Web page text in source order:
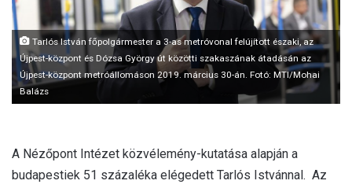
l
Tarlós István főpolgármester a 3-as metróvonal felújított északi, az
Újpest-központ és Dózsa György út közötti szakaszának átadásán az
Újpest-központ metróállomáson 2019. március 30-án. Fotó: MTI/Mohai
Balázs
A Nézőpont Intézet közvélemény-kutatása alapján a
budapestiek 51 százaléka elégedett Tarlós Istvánnal. Az